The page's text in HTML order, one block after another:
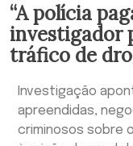
“A polícia
investigador
tráfico de
Investigação
apreendidas,
criminosos sobre